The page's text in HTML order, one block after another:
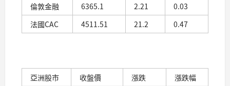
倫敦金融
6365.1 2.21
0.03
法國CAC
4511.51 21.2 0.47
亞洲股市 收盤價 漲跌
漲跌幅